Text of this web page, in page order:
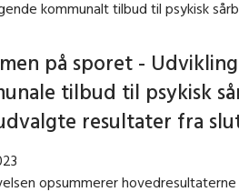
kommunalt tilbud til psykisk
på sporet -
tilbud til psykisk
resultater fra
opsummerer